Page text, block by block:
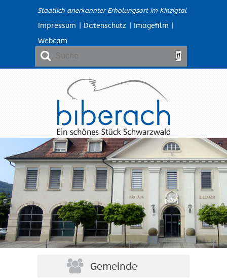
Staatlich anerkannter Erholungsort im Kinzigtal
Impressum | Datenschutz | Imagefilm |
Webcam
Gemeinde